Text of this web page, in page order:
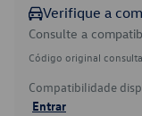
Verifique a
Consulte a
Código original
Compatibilidade
Entrar